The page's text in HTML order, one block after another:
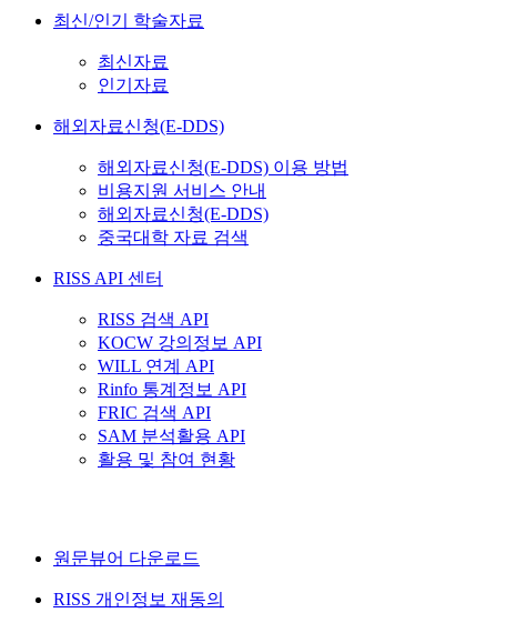
최신/인기 학술자료
최신자료
인기자료
해외자료신청(E-DDS)
해외자료신청(E-DDS) 이용 방법
비용지원 서비스 안내
해외자료신청(E-DDS)
중국대학 자료 검색
RISS API 센터
RISS 검색 API
KOCW 강의정보 API
WILL 연계 API
Rinfo 통계정보 API
FRIC 검색 API
SAM 분석활용 API
활용 및 참여 현황
원문뷰어 다운로드
RISS 개인정보 재동의